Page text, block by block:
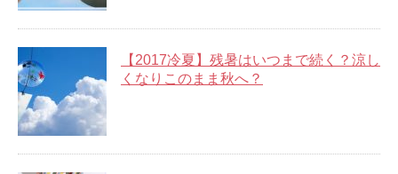
【2017冷夏】残暑はいつまで続く？涼し
くなりこのまま秋へ？